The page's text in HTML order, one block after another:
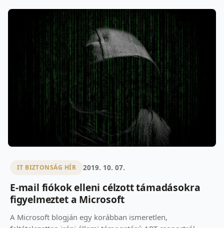
IT BIZTONSÁG HÍR 2019. 10. 07.
E-mail fiókok elleni célzott támadásokra
figyelmeztet a Microsoft
A Microsoft blogján egy korábban ismeretlen,